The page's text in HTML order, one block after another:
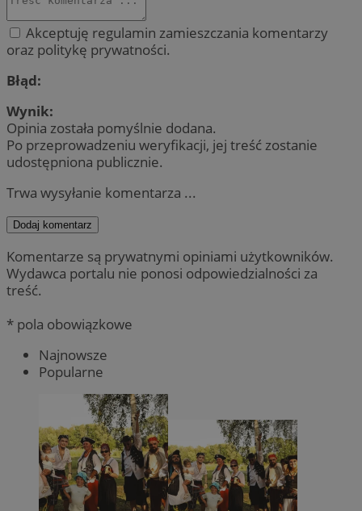
Akceptuję regulamin zamieszczania komentarzy
oraz politykę prywatności.
Błąd:
Wynik:
Opinia została pomyślnie dodana.
Po przeprowadzeniu weryfikacji, jej treść zostanie
udostępniona publicznie.
Trwa wysyłanie komentarza ...
Dodaj komentarz
Komentarze są prywatnymi opiniami użytkowników.
Wydawca portalu nie ponosi odpowiedzialności za
treść.
* pola obowiązkowe
Najnowsze
Popularne